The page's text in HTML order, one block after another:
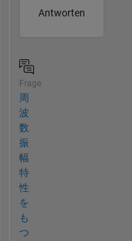
Antworten
Frage
周
波
数
振
幅
特
性
を
も
つ